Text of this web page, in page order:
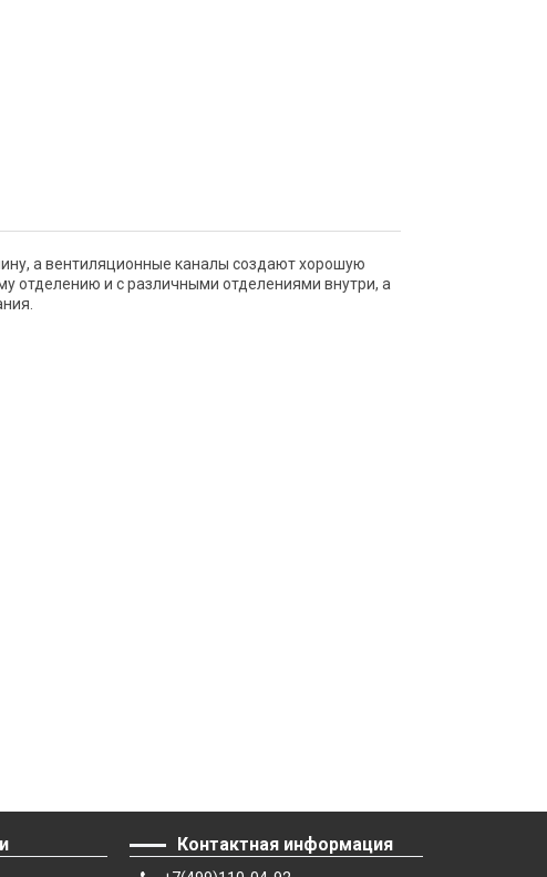
а вентиляционные каналы создают хорошую
отделению и с различными отделениями внутри, а
Контактная информация